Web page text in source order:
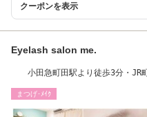
クーポンを表示
Eyelash salon me.
小田急町田駅より徒歩3分・JR
まつげ･ﾒｲｸ